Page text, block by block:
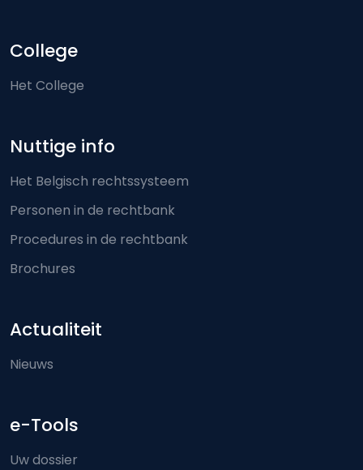
College
Het College
Nuttige info
Het Belgisch rechtssysteem
Personen in de rechtbank
Procedures in de rechtbank
Brochures
Actualiteit
Nieuws
e-Tools
Uw dossier